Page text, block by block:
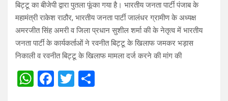
बिट्टू का बीजेपी द्वारा पुतला फूंका गया है। भारतीय जनता पार्टी पंजाब के
महामंत्री राकेश राठौर, भारतीय जनता पार्टी जालंधर ग्रामीण के अध्यक्ष
अमरजीत सिंह अमरी व जिला प्रधान सुशील शर्मा की के नेतृत्व में भारतीय
जनता पार्टी के कार्यकर्ताओं ने रवनीत बिट्टू के खिलाफ जमकर भड़ास
निकाली व रवनीत बिट्टू के खिलाफ मामला दर्ज करने की मांग की
W F
T